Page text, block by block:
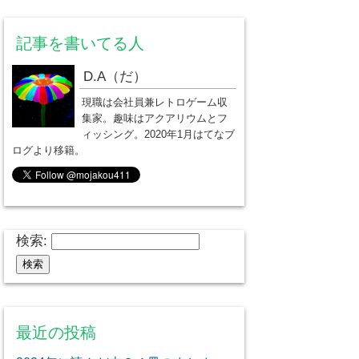
記事を書いてる人
D.A（だ）
現職は会社員兼レトロゲーム収
集家。趣味はアクアリウムとフ
ィッシング。2020年1月はてなブ
ログより移籍。
検索:
最近の投稿